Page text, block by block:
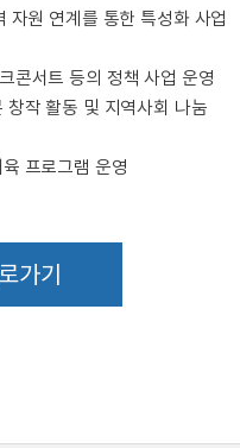
자원 연계를 통한 특성화 사업
콘서트 등의 정책 사업 운영
창작 활동 및 지역사회 나눔
프로그램 운영
가기